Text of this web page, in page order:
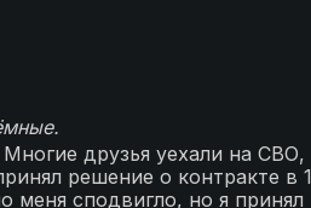
друзья уехали на СВО,
решение о контракте в 1
меня сподвигло, но я принял